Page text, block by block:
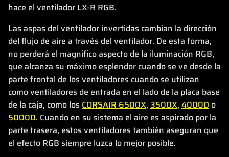
hace el ventilador LX-R RGB.
Las aspas del ventilador invertidas cambian la dirección
del flujo de aire a través del ventilador. De esta forma,
no perderá el magnífico aspecto de la iluminación RGB,
que alcanza su máximo esplendor cuando se ve desde la
parte frontal de los ventiladores cuando se utilizan
como ventiladores de entrada en el lado de la placa base
de la caja, como losCORSAIR 6500X, 3500X, 4000D o
5000D. Cuando en su sistema el aire es aspirado por la
parte trasera, estos ventiladores también aseguran que
el efecto RGB siempre luzca lo mejor posible.